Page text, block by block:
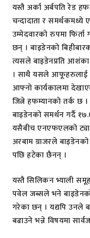
यस्तै अर्का अर्बपति रेड
चन्दादाता र
उम्मेदवारको रुपमा फिर्ता
छन् । बाइडेनको
त्यसले बाइडेनप्रति
। साथै यसले आफूहरुलाई
आफ्नो कार्यकालमा
जित्ने हफम्यानको तर्क छ
बाइडेनको समर्थन गर्दै
यसैबीच एनएफएलको
अरबाम ग्राजरले बाइडेनको
पछि हटेका छैनन् ।
यस्तै सिलिकन भ्याली
पवेल जब्सले भने बाइडेनको
गरेका छन् । यद्यपि उनले
बढाउने भन्ने विषयमा